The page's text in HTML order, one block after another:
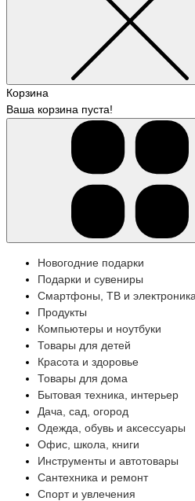
Корзина
Ваша корзина пуста!
Новогодние подарки
Подарки и сувениры
Смартфоны, ТВ и электроника
Продукты
Компьютеры и ноутбуки
Товары для детей
Красота и здоровье
Товары для дома
Бытовая техника, интерьер
Дача, сад, огород
Одежда, обувь и аксессуары
Офис, школа, книги
Инструменты и автотовары
Сантехника и ремонт
Спорт и увлечения